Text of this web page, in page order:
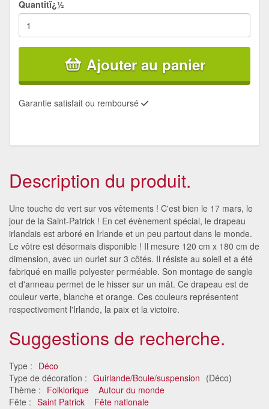
Quantitï¿½
Ajouter au panier
Garantie satisfait ou remboursé
Description du produit.
Une touche de vert sur vos vêtements ! C'est bien le 17 mars, le
jour de la Saint-Patrick ! En cet évènement spécial, le drapeau
irlandais est arboré en Irlande et un peu partout dans le monde.
Le vôtre est désormais disponible ! Il mesure 120 cm x 180 cm de
dimension, avec un ourlet sur 3 côtés. Il résiste au soleil et a été
fabriqué en maille polyester perméable. Son montage de sangle
et d'anneau permet de le hisser sur un mât. Ce drapeau est de
couleur verte, blanche et orange. Ces couleurs représentent
respectivement l'Irlande, la paix et la victoire.
Suggestions de recherche.
Type : Déco
Type de décoration : Guirlande/Boule/suspension (Déco)
Thème : Folklorique
Autour du monde
Fête : Saint Patrick Fête nationale